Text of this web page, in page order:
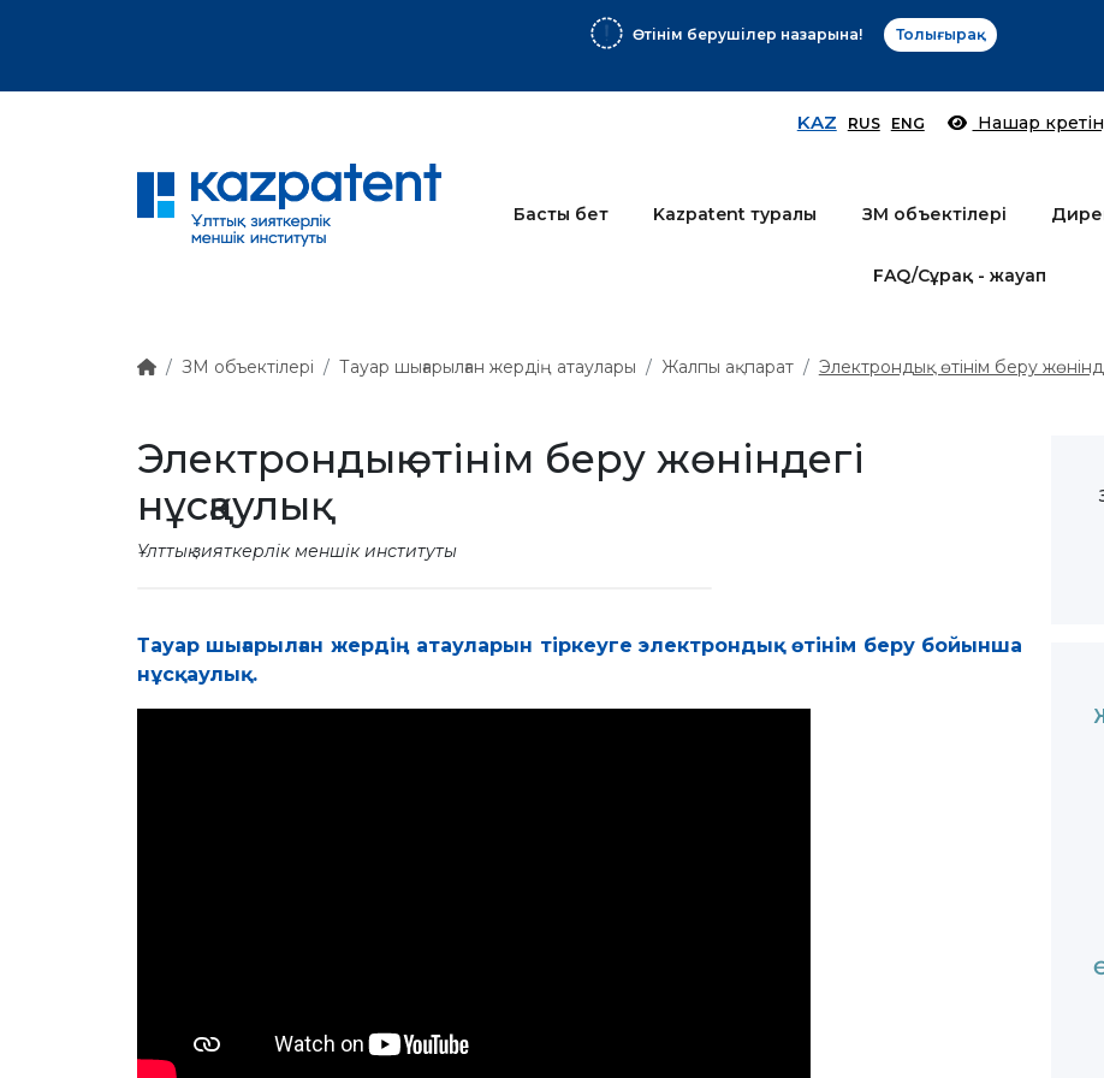
Өтінім берушілер назарына! Толығырақ
KAZ RUS ENG Нашар
Басты бет Kazpatent туралы ЗМ объектілері
FAQ/Сұрақ - жауап
ЗМ объектілері Тауар шығарылған жердiң атаулары Жалпы ақпарат Электрондық өтінім беру
Электрондық өтінім беру жөніндегі
нұсқаулық
Ұлттық зияткерлік меншік институты
Тауар шығарылған жердiң атауларын тіркеуге электрондық өтінім беру бойынша
нұсқаулық.